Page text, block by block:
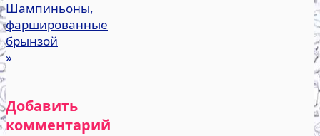
Шампиньоны,
фаршированные
брынзой
»
Добавить
комментарий